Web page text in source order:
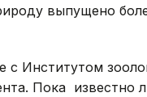
выпущено
с Институтом
Пока известно